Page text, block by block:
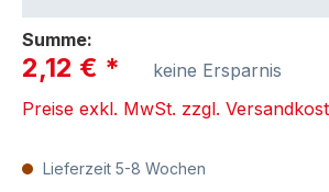
Summe:
2,12 € *
keine Ersparnis
Preise exkl. MwSt. zzgl.
Lieferzeit 5-8 Wochen